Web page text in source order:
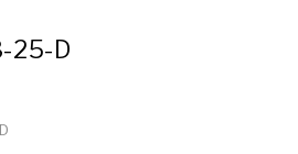
25-D